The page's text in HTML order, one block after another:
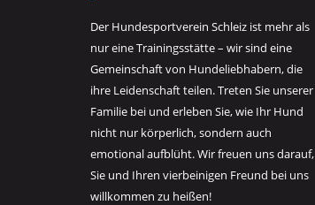
Der Hundesportverein Schleiz ist mehr als
nur eine Trainingsstätte – wir sind eine
Gemeinschaft von Hundeliebhabern, die
ihre Leidenschaft teilen. Treten Sie unserer
Familie bei und erleben Sie, wie Ihr Hund
nicht nur körperlich, sondern auch
emotional aufblüht. Wir freuen uns darauf,
Sie und Ihren vierbeinigen Freund bei uns
willkommen zu heißen!